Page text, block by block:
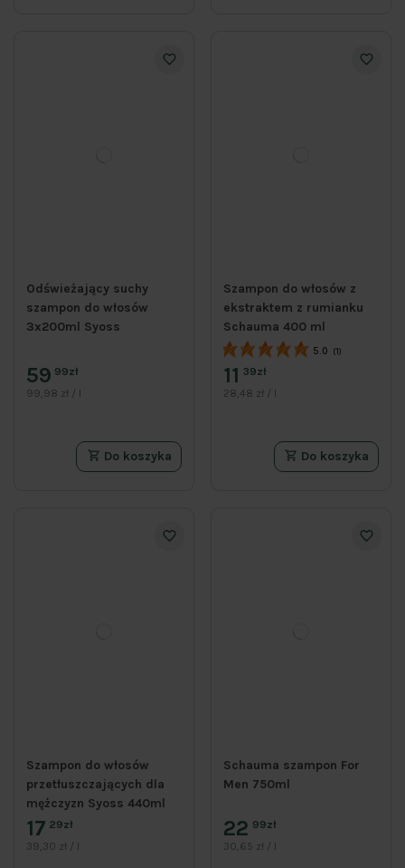
Odświeżający suchy
szampon do włosów
3x200ml Syoss
59 99zł
99,98 zł / l
Do koszyka
Szampon do włosów z
ekstraktem z rumianku
Schauma 400 ml
5.0 (1)
11 39zł
28,48 zł / l
Do koszyka
Szampon do włosów
przetłuszczających dla
mężczyzn Syoss 440ml
17 29zł
39,30 zł / l
Schauma szampon For
Men 750ml
22 99zł
30,65 zł / l